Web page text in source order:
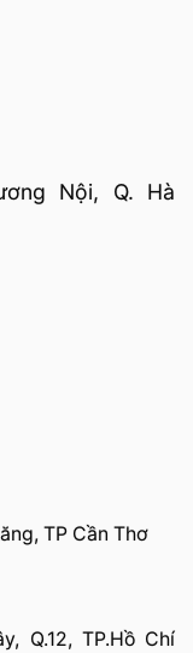
Nội, Q. Hà
TP Cần Thơ
Q.12, TP.Hồ Chí